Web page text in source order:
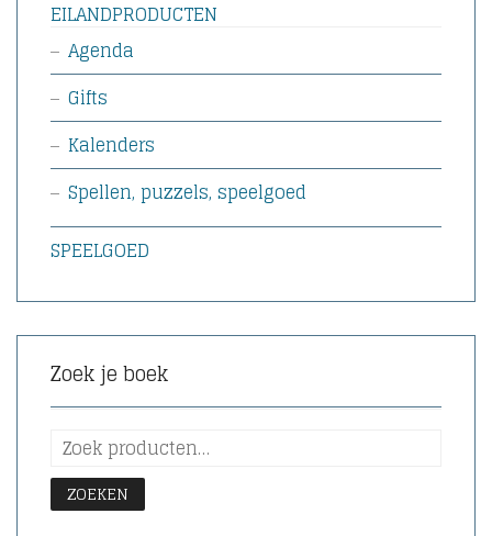
EILANDPRODUCTEN
Agenda
Gifts
Kalenders
Spellen, puzzels, speelgoed
SPEELGOED
Zoek je boek
ZOEKEN